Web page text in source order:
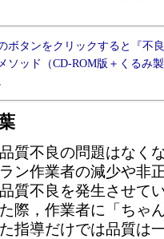
ボタンをクリックすると『不
ソッド（CD-ROM版＋くるみ
質不良の問題はなく
ン作業者の減少や非
質不良を発生させて
際，作業者に「ちゃ
指導だけでは品質は